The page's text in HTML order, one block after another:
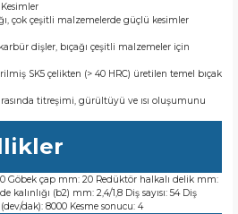
çok çeşitli malzemelerde güçlü kesimler
dişler, bıçağı çeşitli malzemeler için
SK5 çelikten (> 40 HRC) üretilen temel bıçak
titreşimi, gürültüyü ve ısı oluşumunu
Göbek çap mm: 20 Redüktör halkalı delik mm:
kalınlığı (b2) mm: 2,4/1,8 Diş sayısı: 54 Diş
dak): 8000 Kesme sonucu: 4